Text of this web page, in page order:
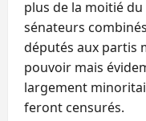
plus de la moitié
sénateurs
députés aux partis
pouvoir mais
largement
feront censurés.